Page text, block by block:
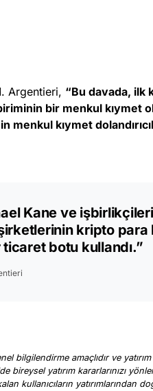
Argentieri, “Bu davada, ilk
bir menkul kıymet
menkul kıymet
Kane ve işbirlikçileri,
kripto para
botu kullandı.”
bilgilendirme amaçlıdır ve
yatırım kararlarınızı
kullanıcıların yatırımlarından